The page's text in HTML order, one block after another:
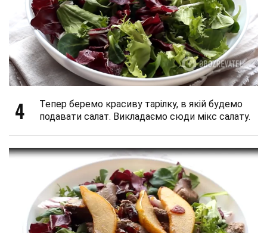
4
Тепер беремо красиву тарілку, в якій будемо
подавати салат. Викладаємо сюди мікс салату.